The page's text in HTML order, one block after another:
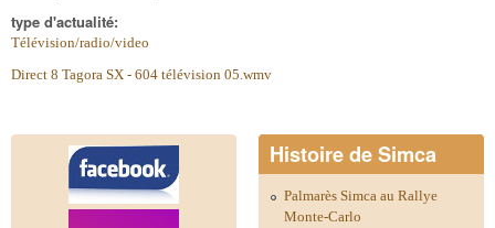
type d'actualité:
Télévision/radio/video
Direct 8 Tagora SX - 604 télévision 05.wmv
Histoire de Simca
Palmarès Simca au Rallye
Monte-Carlo